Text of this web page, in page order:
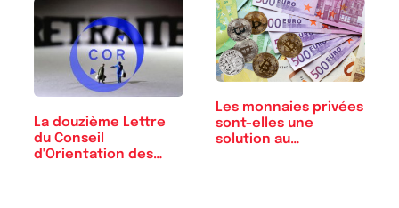
La douzième Lettre
du Conseil
d'Orientation des
Les monnaies privées
sont-elles une
solution au…